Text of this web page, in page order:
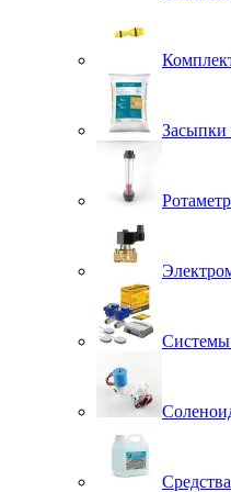
Засыпки
Системы